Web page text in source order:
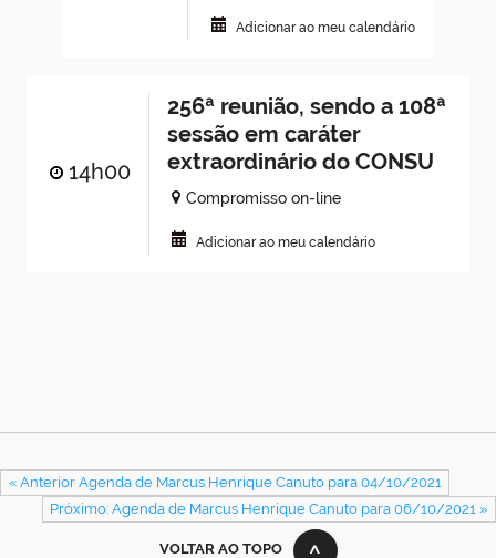
Adicionar ao meu calendário
14h00
256ª reunião, sendo a 108ª
sessão em caráter
extraordinário do CONSU
Compromisso on-line
Adicionar ao meu calendário
« Anterior Agenda de Marcus Henrique Canuto para 04/10/2021
Próximo: Agenda de Marcus Henrique Canuto para 06/10/2021 »
VOLTAR AO TOPO